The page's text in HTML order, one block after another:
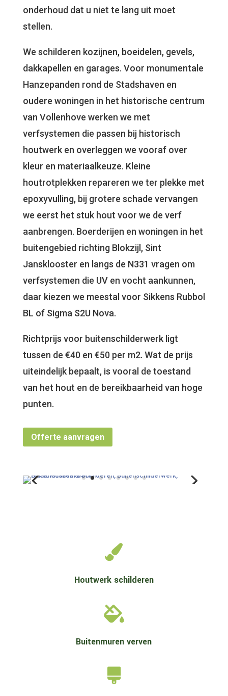
onderhoud dat u niet te lang uit moet
stellen.
We schilderen kozijnen, boeidelen, gevels,
dakkapellen en garages. Voor monumentale
Hanzepanden rond de Stadshaven en
oudere woningen in het historische centrum
van Vollenhove werken we met
verfsystemen die passen bij historisch
houtwerk en overleggen we vooraf over
kleur en materiaalkeuze. Kleine
houtrotplekken repareren we ter plekke met
epoxyvulling, bij grotere schade vervangen
we eerst het stuk hout voor we de verf
aanbrengen. Boerderijen en woningen in het
buitengebied richting Blokzijl, Sint
Jansklooster en langs de N331 vragen om
verfsystemen die UV en vocht aankunnen,
daar kiezen we meestal voor Sikkens Rubbol
BL of Sigma S2U Nova.
Richtprijs voor buitenschilderwerk ligt
tussen de €40 en €50 per m2. Wat de prijs
uiteindelijk bepaalt, is vooral de toestand
van het hout en de bereikbaarheid van hoge
punten.
Offerte aanvragen

Houtwerk schilderen

Buitenmuren verven
